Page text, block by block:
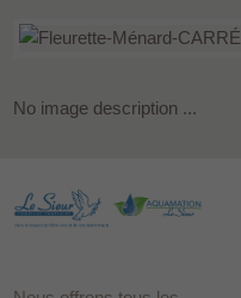
No image description ...